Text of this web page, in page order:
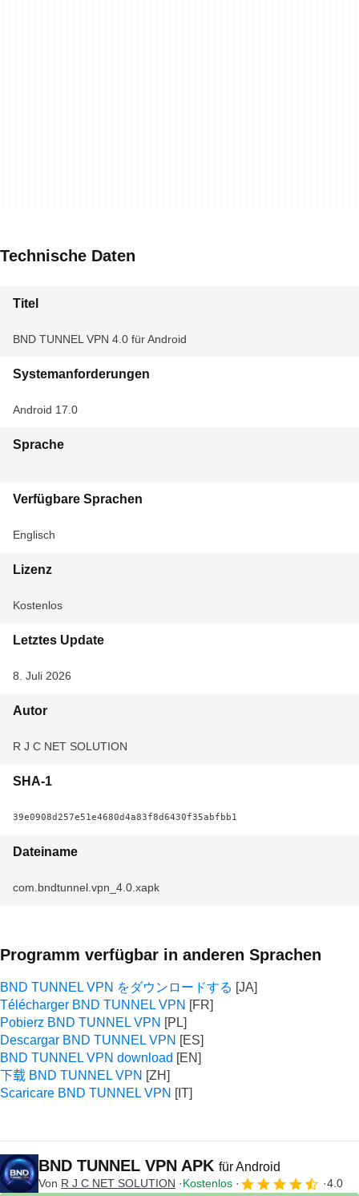
Technische Daten
Titel
BND TUNNEL VPN 4.0 für Android
Systemanforderungen
Android 17.0
Sprache
Verfügbare Sprachen
Englisch
Lizenz
Kostenlos
Letztes Update
8. Juli 2026
Autor
R J C NET SOLUTION
SHA-1
39e0908d257e51e4680d4a83f8d6430f35abfbb1
Dateiname
com.bndtunnel.vpn_4.0.xapk
Programm verfügbar in anderen Sprachen
BND TUNNEL VPN をダウンロードする
Télécharger BND TUNNEL VPN
Pobierz BND TUNNEL VPN
Descargar BND TUNNEL VPN
BND TUNNEL VPN download
下载 BND TUNNEL VPN
Scaricare BND TUNNEL VPN
BND TUNNEL VPN APK für Android
Von R J C NET SOLUTION Kostenlos 4.0